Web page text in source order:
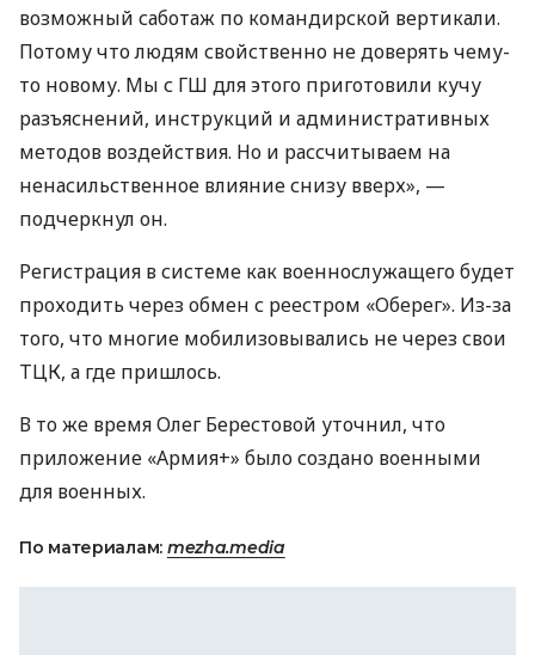
возможный саботаж по командирской вертикали.
Потому что людям свойственно не доверять чему-
то новому. Мы с ГШ для этого приготовили кучу
разъяснений, инструкций и административных
методов воздействия. Но и рассчитываем на
ненасильственное влияние снизу вверх», —
подчеркнул он.
Регистрация в системе как военнослужащего будет
проходить через обмен с реестром «Оберег». Из-за
того, что многие мобилизовывались не через свои
ТЦК, а где пришлось.
В то же время Олег Берестовой уточнил, что
приложение «Армия+» было создано военными
для военных.
По материалам: mezha.media